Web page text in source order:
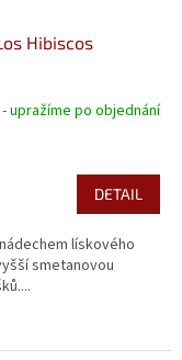
Hibiscos
upražíme po objednání
DETAIL
lískového
smetanovou